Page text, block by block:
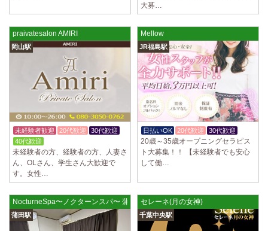
大募…
praivatesalon AMIRI
岡山駅
未経験者歓迎 20代歓迎
30代歓迎
40代歓迎
未経験者の方、経験者の方、人妻さ
ん、OLさん、学生さん大歓迎で
す。女性…
Mellow
JR福島駅
日払いOK 20代歓迎 30代歓迎
20歳～35歳オープニングセラピス
ト大募集！！ 【未経験者でも安心
して働…
NocturneSpa〜ノクターンスパ〜 蒲田ルーム
蒲田駅
セレーネ(月の女神)
千葉中央駅